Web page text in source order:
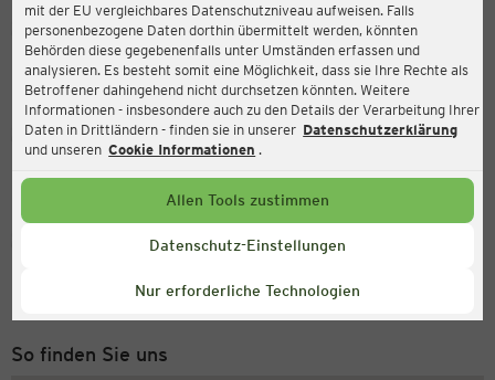
mit der EU vergleichbares Datenschutzniveau aufweisen. Falls
personenbezogene Daten dorthin übermittelt werden, könnten
Behörden diese gegebenenfalls unter Umständen erfassen und
analysieren. Es besteht somit eine Möglichkeit, dass sie Ihre Rechte als
Betroffener dahingehend nicht durchsetzen könnten. Weitere
Informationen - insbesondere auch zu den Details der Verarbeitung Ihrer
Daten in Drittländern - finden sie in unserer Datenschutzerklärung
und unseren Cookie Informationen .
Allen Tools zustimmen
Datenschutz-Einstellungen
Nur erforderliche Technologien
Ernsting's family
Albert-Einstein-Straße 1a, 02977 Hoyerswerda
Aktuell:
Geöffnet
Service Hotline
Montag bis Freitag 8-18 Uhr
So finden Sie uns